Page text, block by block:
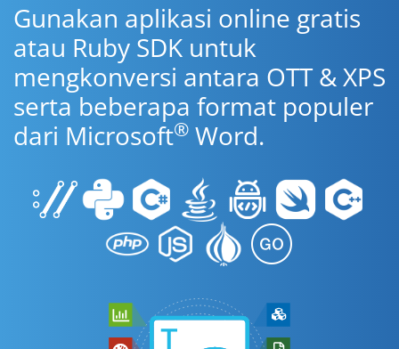
Gunakan aplikasi online gratis
atau Ruby SDK untuk
mengkonversi antara OTT & XPS
serta beberapa format populer
dari Microsoft® Word.